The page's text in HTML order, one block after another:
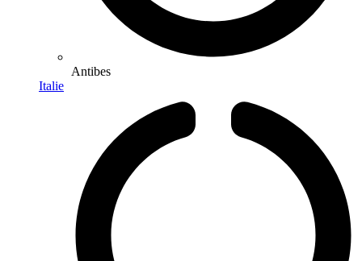
Antibes
Italie